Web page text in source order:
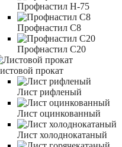
Профнастил Н-75
Профнастил С8
Профнастил С20
прокат
Лист рифленый
Лист оцинкованный
Лист холоднокатаный